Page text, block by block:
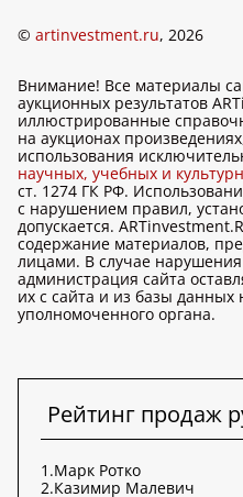
© artinvestment.ru, 2026
Внимание! Все материалы
аукционных результатов
иллюстрированные
на аукционах
использования
научных, учебных и
ст. 1274 ГК РФ.
с нарушением правил,
допускается.
содержание материалов,
лицами. В случае
администрация сайта
их с сайта и из базы
уполномоченного органа.
Рейтинг продаж
1.Марк Ротко
2.Казимир Малевич